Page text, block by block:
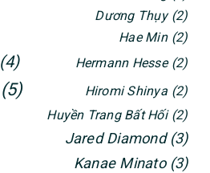
Dương Thụy (2)
Hae Min (2)
(4) Hermann Hesse (2)
(5) Hiromi Shinya (2)
Huyền Trang Bất Hối (2)
Jared Diamond (3)
Kanae Minato (3)